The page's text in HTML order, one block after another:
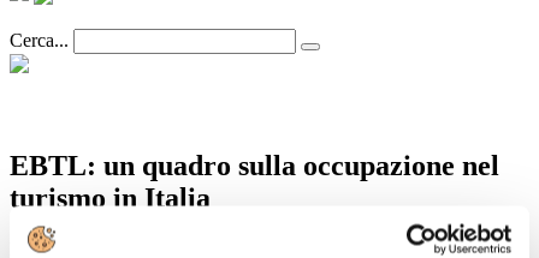
Cerca...
EBTL: un quadro sulla occupazione nel
turismo in Italia
Dettagli